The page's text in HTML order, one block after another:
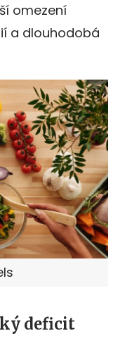
omezení
a dlouhodobá
deficit